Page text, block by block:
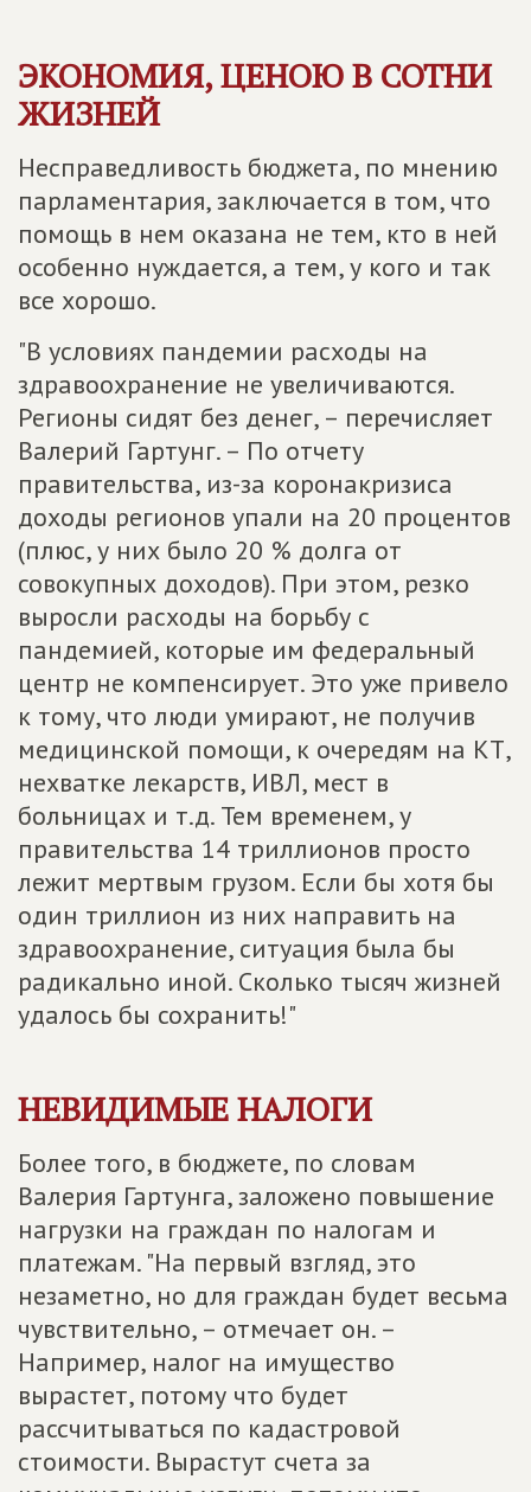
ЭКОНОМИЯ, ЦЕНОЮ В СОТНИ
ЖИЗНЕЙ
Несправедливость бюджета, по мнению
парламентария, заключается в том, что
помощь в нем оказана не тем, кто в ней
особенно нуждается, а тем, у кого и так
все хорошо.
"В условиях пандемии расходы на
здравоохранение не увеличиваются.
Регионы сидят без денег, – перечисляет
Валерий Гартунг. – По отчету
правительства, из-за коронакризиса
доходы регионов упали на 20 процентов
(плюс, у них было 20 % долга от
совокупных доходов). При этом, резко
выросли расходы на борьбу с
пандемией, которые им федеральный
центр не компенсирует. Это уже привело
к тому, что люди умирают, не получив
медицинской помощи, к очередям на КТ,
нехватке лекарств, ИВЛ, мест в
больницах и т.д. Тем временем, у
правительства 14 триллионов просто
лежит мертвым грузом. Если бы хотя бы
один триллион из них направить на
здравоохранение, ситуация была бы
радикально иной. Сколько тысяч жизней
удалось бы сохранить!"
НЕВИДИМЫЕ НАЛОГИ
Более того, в бюджете, по словам
Валерия Гартунга, заложено повышение
нагрузки на граждан по налогам и
платежам. "На первый взгляд, это
незаметно, но для граждан будет весьма
чувствительно, – отмечает он. –
Например, налог на имущество
вырастет, потому что будет
рассчитываться по кадастровой
стоимости. Вырастут счета за